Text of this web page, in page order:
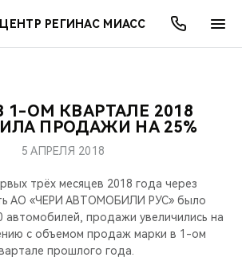
РЕГИНАС МИАСС
МОДЕЛИ
ПОКУПАТЕЛЯМ
ВЛАДЕЛЬЦАМ
МИР CHERY
АКЦИИ
ОНЛАЙН СЕРВИСЫ
О КОМПАНИИ
1-ОМ КВАРТАЛЕ 2018
ПРОДАЖИ НА 25%
5 АПРЕЛЯ 2018
трёх месяцев 2018 года через
АО «ЧЕРИ АВТОМОБИЛИ РУС» было
автомобилей, продажи увеличились на
с объемом продаж марки в 1-ом
прошлого года.